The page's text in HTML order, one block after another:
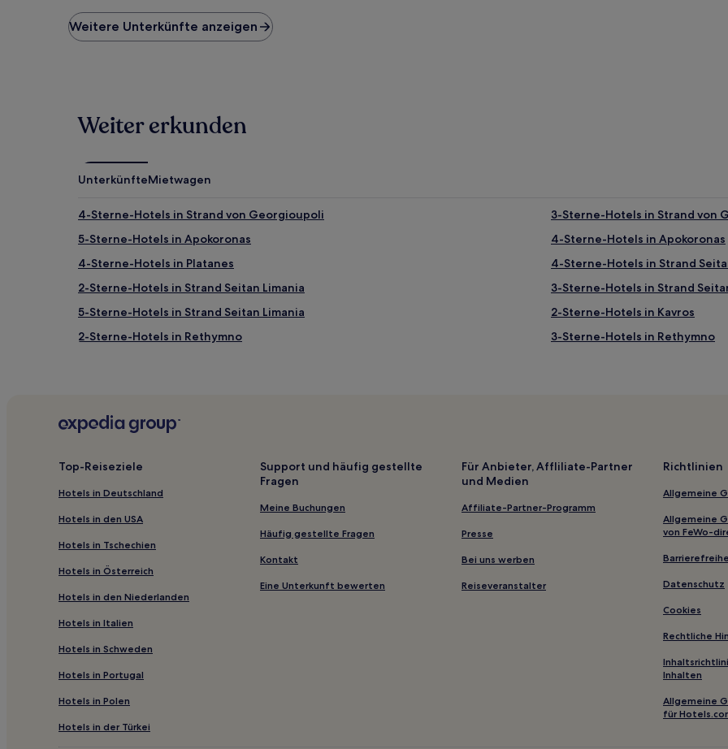
der
niedrigste
Preis
letzten
Aufenthalt
1 Übernachtung
2 Erwachsenen
gefunden
wurde.
Preise
Verfügbarkeiten
können
sich
Bedingungen
gelten.
Weitere Unterkünfte anzeigen
Weiter erkunden
UnterkünfteMietwagen
4-Sterne-Hotels in Strand von Georgioupoli
3-Sterne-Hotels in Strand von
5-Sterne-Hotels in Apokoronas
4-Sterne-Hotels in Apokoronas
4-Sterne-Hotels in Platanes
4-Sterne-Hotels in Strand
2-Sterne-Hotels in Strand Seitan Limania
3-Sterne-Hotels in Strand
5-Sterne-Hotels in Strand Seitan Limania
2-Sterne-Hotels in Kavros
2-Sterne-Hotels in Rethymno
3-Sterne-Hotels in Rethymno
Hotels nahe Fortezza
Hotels nahe St. Antonius Schlucht
Karé Hotels
Megalo Metochi Hotels
Argoules Hotels
Hotels nahe Museum für Zeitgenössische Kunst
Hotels nahe Venezianisches Kastell Frangokastello
Patsianos Hotels
Hotels nahe Leuchtturm von
Hotels nahe Imbros-Schlucht
Hotels nahe Kournas-See
Top-Reiseziele
Hotels in Deutschland
Hotels in den USA
Hotels in Tschechien
Hotels in Österreich
Hotels in den Niederlanden
Hotels in Italien
Hotels in Schweden
Hotels in Portugal
Hotels in Polen
Hotels in der Türkei
Support und häufig gestellte
Fragen
Meine Buchungen
Häufig gestellte Fragen
Kontakt
Eine Unterkunft bewerten
Für Anbieter, Affliliate-Partner
und Medien
Affiliate-Partner-Programm
Presse
Bei uns werben
Reiseveranstalter
Richtlinien
Allgemeine
Allgemeine
von FeWo-
Datenschutz
Cookies
Rechtliche
Inhalten
Allgemeine
für